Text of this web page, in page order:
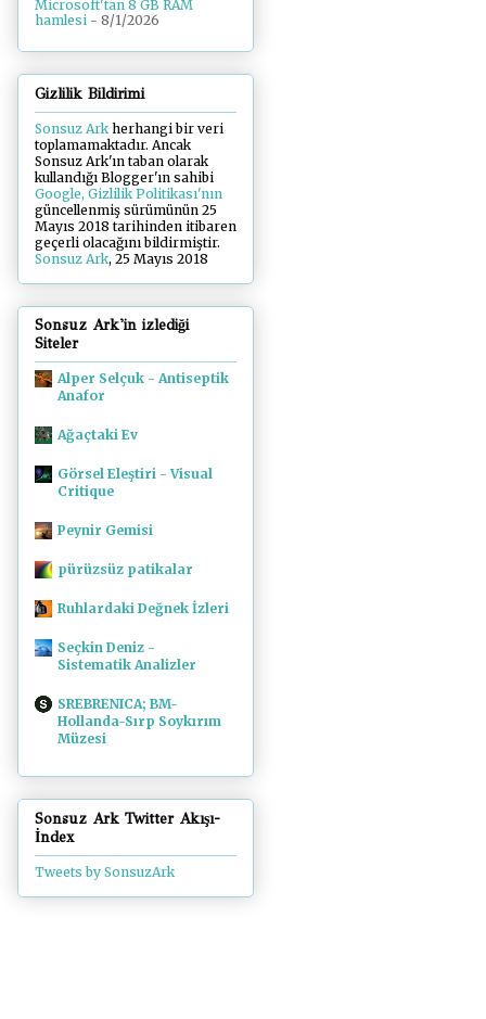
Microsoft'tan 8 GB RAM
hamlesi - 8/1/2026
Gizlilik Bildirimi
Sonsuz Ark herhangi bir veri
toplamamaktadır. Ancak
Sonsuz Ark'ın taban olarak
kullandığı Blogger'ın sahibi
Google, Gizlilik Politikası'nın
güncellenmiş sürümünün 25
Mayıs 2018 tarihinden itibaren
geçerli olacağını bildirmiştir.
Sonsuz Ark, 25 Mayıs 2018
Sonsuz Ark'in izlediği
Siteler
Alper Selçuk - Antiseptik
Anafor
Ağaçtaki Ev
Görsel Eleştiri - Visual
Critique
Peynir Gemisi
pürüzsüz patikalar
Ruhlardaki Değnek İzleri
Seçkin Deniz -
Sistematik Analizler
SREBRENICA; BM-
Hollanda-Sırp Soykırım
Müzesi
Sonsuz Ark Twitter Akışı-
İndex
Tweets by SonsuzArk